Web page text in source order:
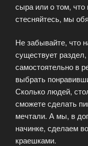
сыра или о том,
стесняйтесь, мы
Не забывайте, что
существует
самостоятельно в
выбрать
Сколько людей,
сможете сделать
мечтали. А мы, в
начинке, сделаем
краешками.